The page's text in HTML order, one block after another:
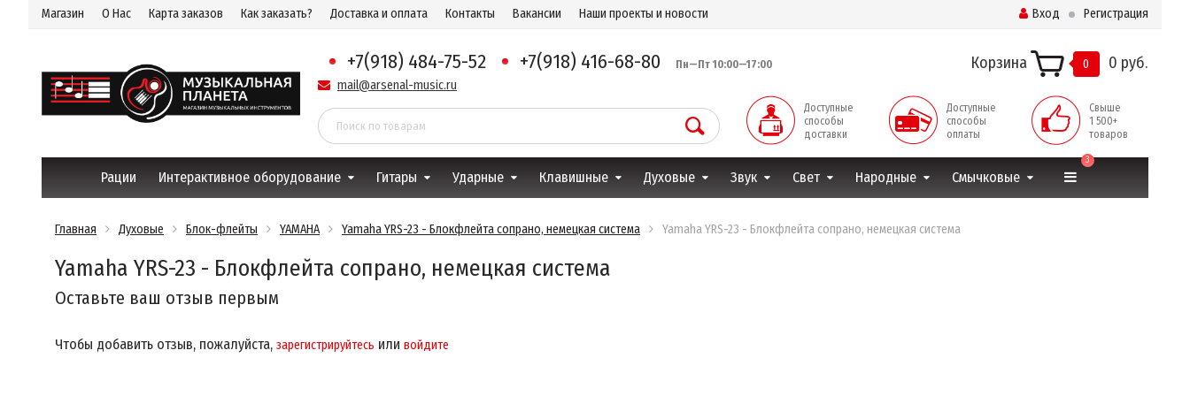
Магазин О Нас Карта заказов Как заказать? Доставка и оплата Контакты Вакансии Наши проекты и новости Вход Регистрация
+7(918) 484-75-52 +7(918) 416-68-80 Пн—Пт 10:00—17:00
mail@arsenal-music.ru
Корзина 0 0 руб.
Доступные
способы
доставки
Доступные
способы
оплаты
Свыше
1 500+
товаров
Рации Интерактивное оборудование Гитары Ударные Клавишные Духовые Звук Свет Народные Смычковые
3
Главная Духовые Блок-флейты YAMAHA Yamaha YRS-23 - Блокфлейта сопрано, немецкая система Yamaha YRS-23 - Блокфлейта сопрано, немецкая система
Yamaha YRS-23 - Блокфлейта сопрано, немецкая система
Оставьте ваш отзыв первым
Чтобы добавить отзыв, пожалуйста, зарегистрируйтесь или войдите